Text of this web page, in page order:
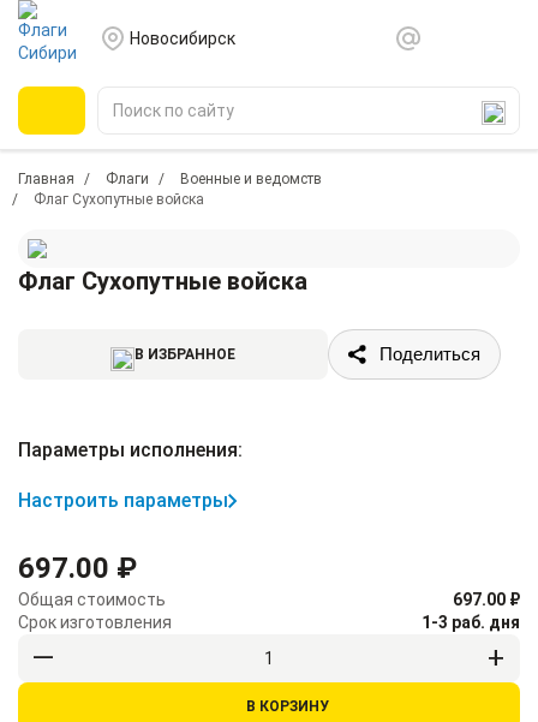
Новосибирск
Главная Флаги
Военные и ведомств
Флаг Сухопутные войска
Флаг Сухопутные войска
В ИЗБРАННОЕ Поделиться
Параметры исполнения:
Настроить параметры
697.00 ₽
Общая стоимость
697.00 ₽
Срок изготовления
1-3 раб. дня
В КОРЗИНУ